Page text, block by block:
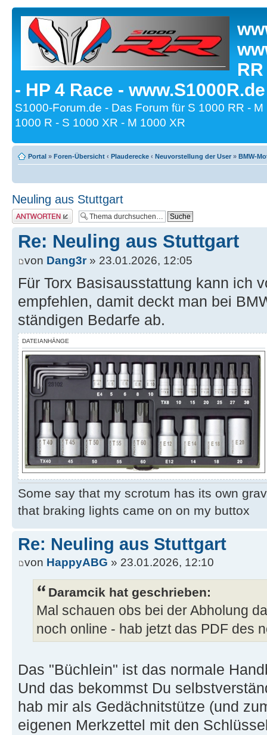
- HP 4 Race -
S1000-Forum.de - Das Forum für S 1000 RR -
1000 R - S 1000 XR - M 1000 XR
Portal » Foren-Übersicht ‹ Plauderecke ‹ Neuvorstellung der User » BMW-
Neuling aus Stuttgart
Antwort erstellen
Re: Neuling aus Stuttgart
von Dang3r» 23.01.2026, 12:05
Für Torx Basisausstattung kann ich
empfehlen, damit deckt man bei
ständigen Bedarfe ab.
DATEIANHÄNGE
Some say that my scrotum has its own
that braking lights came on on my buttox
Re: Neuling aus Stuttgart
von HappyABG » 23.01.2026, 12:10
Daramcik hat geschrieben:
Mal schauen obs bei der Abholung
noch online - hab jetzt das PDF des
Das "Büchlein" ist das normale
Und das bekommst Du
hab mir als Gedächnitstütze (und
eigenen Merkzettel mit den